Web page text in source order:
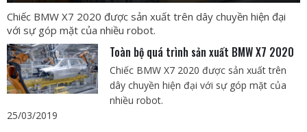
Chiếc BMW X7 2020 được sản xuất trên dây chuyền hiện đại
với sự góp mặt của nhiều robot.
Toàn bộ quá trình sản xuất BMW X7 2020
Chiếc BMW X7 2020 được sản xuất trên
dây chuyền hiện đại với sự góp mặt của
nhiều robot.
25/03/2019